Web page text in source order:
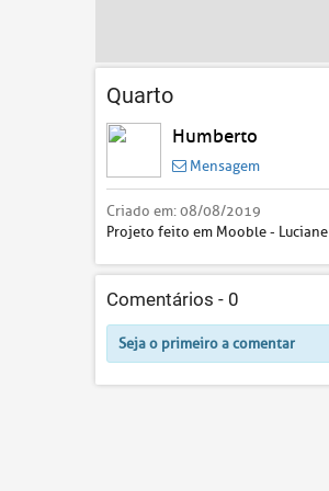
Quarto
Humberto
Mensagem
Criado em:08/08/2019
Projeto feito em Mooble - Luciane
Comentários - 0
Seja o primeiro a comentar